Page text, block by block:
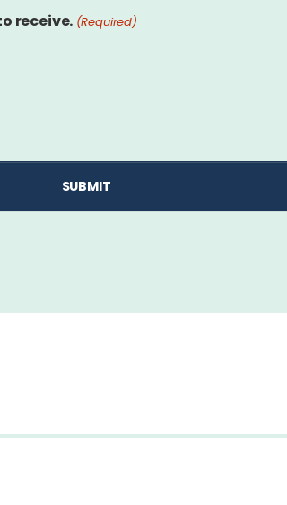
receive. (Required)